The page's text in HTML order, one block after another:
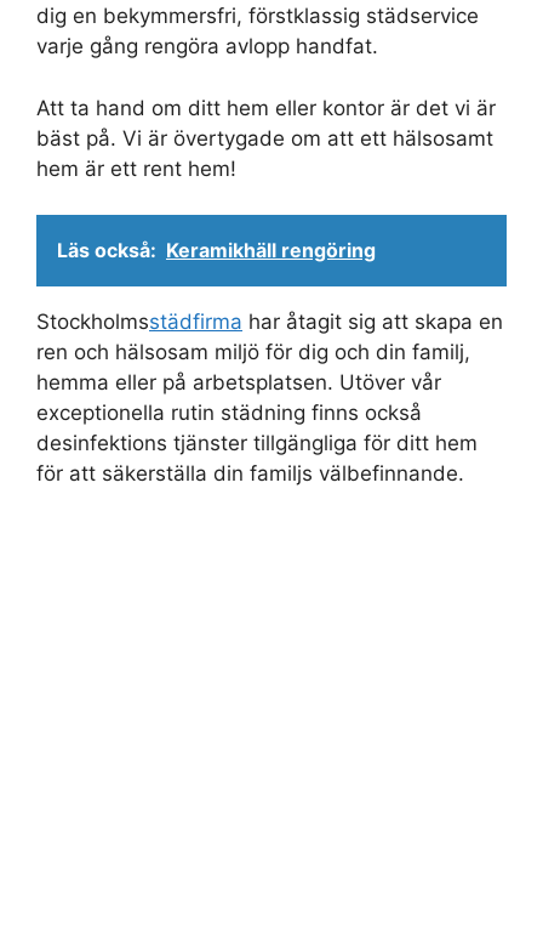
dig en bekymmersfri, förstklassig städservice
varje gång rengöra avlopp handfat.
Att ta hand om ditt hem eller kontor är det vi är
bäst på. Vi är övertygade om att ett hälsosamt
hem är ett rent hem!
Läs också: Keramikhäll rengöring
Stockholmsstädfirma har åtagit sig att skapa en
ren och hälsosam miljö för dig och din familj,
hemma eller på arbetsplatsen. Utöver vår
exceptionella rutin städning finns också
desinfektions tjänster tillgängliga för ditt hem
för att säkerställa din familjs välbefinnande.